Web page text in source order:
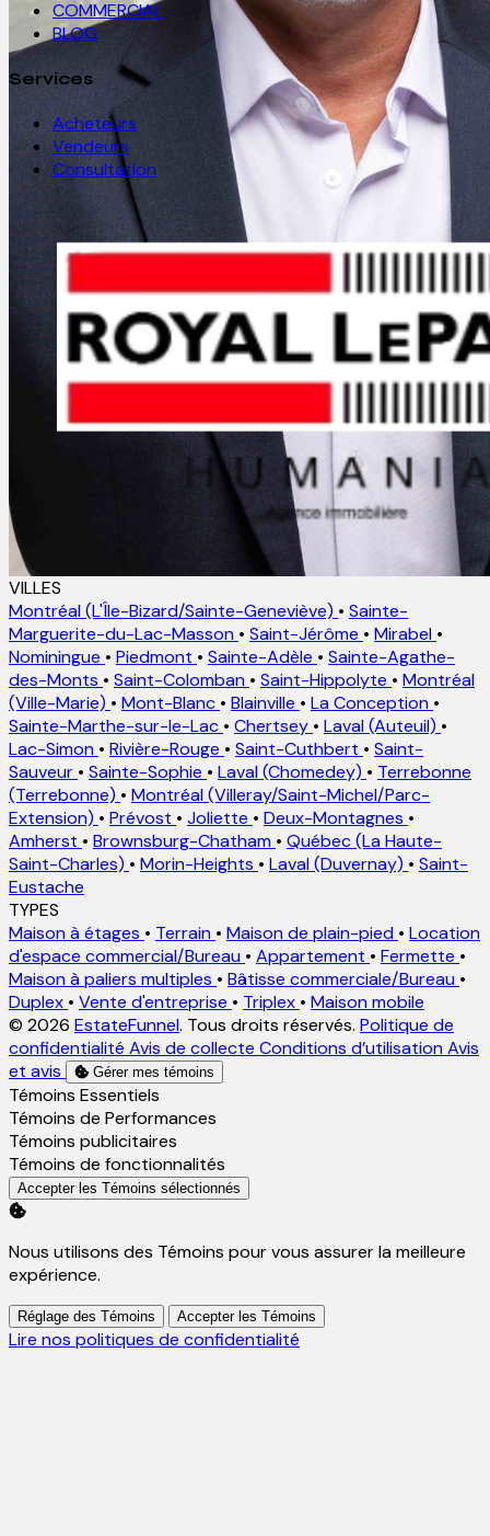
COMMERCIAL
BLOG
Services
Acheteurs
Vendeurs
Consultation
VILLES
Montréal (L'Île-Bizard/Sainte-Geneviève) • Sainte-
Marguerite-du-Lac-Masson • Saint-Jérôme • Mirabel •
Nominingue • Piedmont • Sainte-Adèle • Sainte-Agathe-
des-Monts • Saint-Colomban • Saint-Hippolyte • Montréal
(Ville-Marie) • Mont-Blanc • Blainville • La Conception •
Sainte-Marthe-sur-le-Lac • Chertsey • Laval (Auteuil) •
Lac-Simon • Rivière-Rouge • Saint-Cuthbert • Saint-
Sauveur • Sainte-Sophie • Laval (Chomedey) • Terrebonne
(Terrebonne) • Montréal (Villeray/Saint-Michel/Parc-
Extension) • Prévost • Joliette • Deux-Montagnes •
Amherst • Brownsburg-Chatham • Québec (La Haute-
Saint-Charles) • Morin-Heights • Laval (Duvernay) • Saint-
Eustache
TYPES
Maison à étages • Terrain • Maison de plain-pied • Location
d'espace commercial/Bureau • Appartement • Fermette •
Maison à paliers multiples • Bâtisse commerciale/Bureau •
Duplex • Vente d'entreprise • Triplex • Maison mobile
© 2026 EstateFunnel. Tous droits réservés. Politique de
confidentialité Avis de collecte Conditions d’utilisation Avis
et avis
Gérer mes témoins
Activer
Témoins Essentiels
Activer
Témoins de Performances
Activer
Témoins publicitaires
Activer
Témoins de fonctionnalités
Accepter les Témoins sélectionnés
Nous utilisons des Témoins pour vous assurer la meilleure
expérience.
Réglage des Témoins Accepter les Témoins
Lire nos politiques de confidentialité